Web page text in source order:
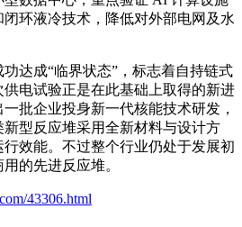
环液冷技术，降低对外部电网及水
达成“临界状态”，标志着自持链式
电试验正是在此基础上取得的新进
批企业投身新一代核能技术研发，
型反应堆采用全新材料与设计方
效能。不过整个行业仍处于发展初
的先进反应堆。
43306.html